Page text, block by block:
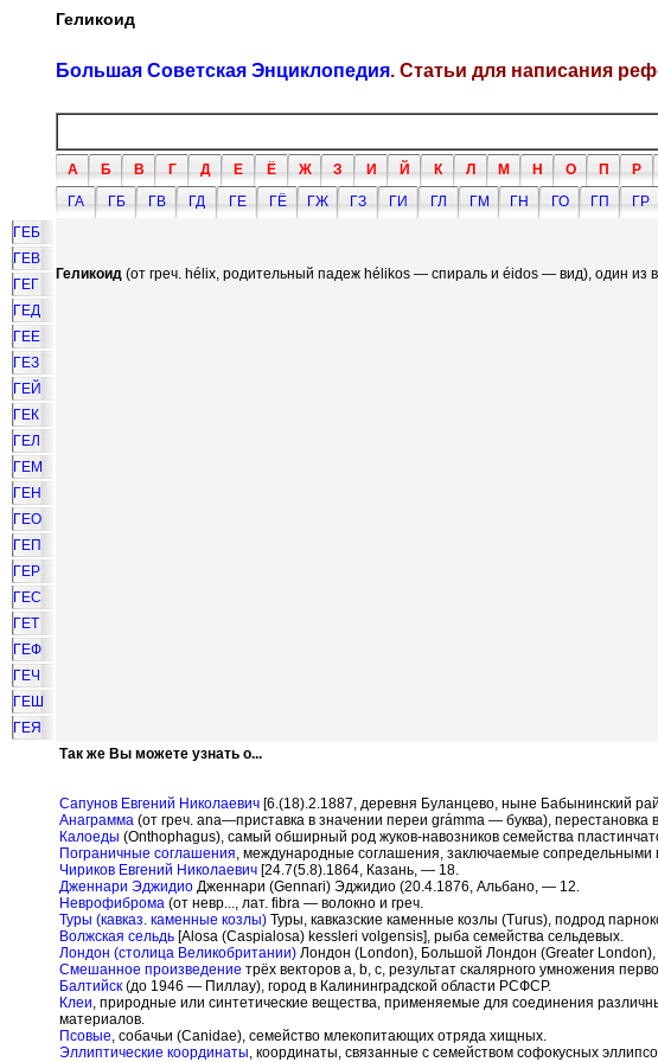
Геликоид
Большая Советская Энциклопедия. Статьи для написания
А Б В Г Д Е Ё Ж З И Й К Л М Н О П Р
ГА
ГБ ГВ ГД ГЕ ГЁ ГЖ ГЗ ГИ ГЛ ГМ ГН ГО ГП ГР
ГЕБ
ГЕВ
ГЕГ
ГЕД
ГЕЕ
ГЕЗ
ГЕЙ
ГЕК
ГЕЛ
ГЕМ
ГЕН
ГЕО
ГЕП
ГЕР
ГЕС
ГЕТ
ГЕФ
ГЕЧ
ГЕШ
ГЕЯ
Геликоид (от греч. hélix, родительный падеж hélikos — спираль и éidos — вид), один из
Так же Вы можете узнать о...
Сапунов Евгений Николаевич [6.(18).2.1887, деревня Буланцево, ныне Бабынинский
Анаграмма (от греч. ana—приставка в значении переи grámma — буква), перестановка
Калоеды (Onthophagus), самый обширный род жуков-навозников семейства
Пограничные соглашения, международные соглашения, заключаемые сопредельными
Чириков Евгений Николаевич [24.7(5.8).1864, Казань, — 18.
Дженнари Эджидио Дженнари (Gennari) Эджидио (20.4.1876, Альбано, — 12.
Неврофиброма (от невр..., лат. fibra — волокно и греч.
Туры (кавказ. каменные козлы) Туры, кавказские каменные козлы (Turus), подрод
Волжская сельдь [Alosa (Caspialosa) kessleri volgensis], рыба семейства сельдевых.
Лондон (столица Великобритании) Лондон (London), Большой Лондон (Greater London),
Смешанное произведение трёх векторов а, b, с, результат скалярного умножения
Балтийск (до 1946 — Пиллау), город в Калининградской области РСФСР.
Клеи, природные или синтетические вещества, применяемые для соединения
материалов.
Псовые, собачьи (Canidae), семейство млекопитающих отряда хищных.
Эллиптические координаты, координаты, связанные с семейством софокусных